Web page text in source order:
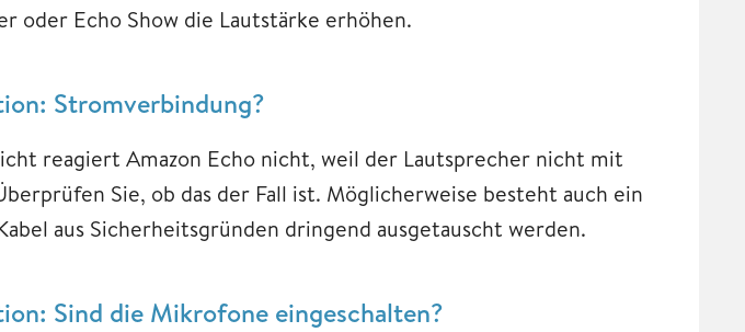
oder Echo Show die Lautstärke erhöhen.
Stromverbindung?
reagiert Amazon Echo nicht, weil der Lautsprecher nicht mit
Sie, ob das der Fall ist. Möglicherweise besteht auch ein
aus Sicherheitsgründen dringend ausgetauscht werden.
Sind die Mikrofone eingeschalten?